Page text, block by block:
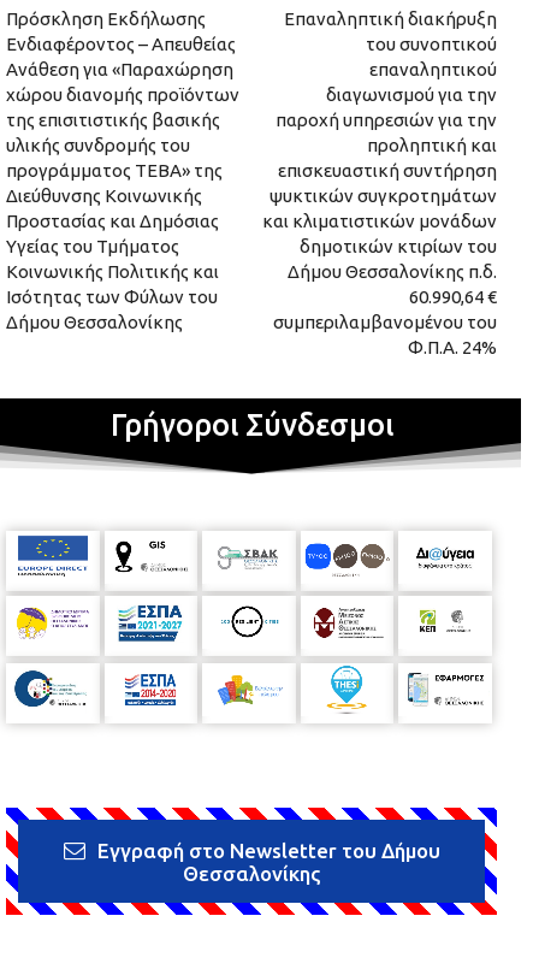
Πρόσκληση Εκδήλωσης
Ενδιαφέροντος – Απευθείας
Ανάθεση για «Παραχώρηση
χώρου διανομής προϊόντων
της επισιτιστικής βασικής
υλικής συνδρομής του
προγράμματος ΤΕΒΑ» της
Διεύθυνσης Κοινωνικής
Προστασίας και Δημόσιας
Υγείας του Τμήματος
Κοινωνικής Πολιτικής και
Ισότητας των Φύλων του
Δήμου Θεσσαλονίκης
Επαναληπτική διακήρυξη
του συνοπτικού
επαναληπτικού
διαγωνισμού για την
παροχή υπηρεσιών για την
προληπτική και
επισκευαστική συντήρηση
ψυκτικών συγκροτημάτων
και κλιματιστικών μονάδων
δημοτικών κτιρίων του
Δήμου Θεσσαλονίκης π.δ.
60.990,64 €
συμπεριλαμβανομένου του
Φ.Π.Α. 24%
Γρήγοροι Σύνδεσμοι
Εγγραφή στο Newsletter του Δήμου
Θεσσαλονίκης